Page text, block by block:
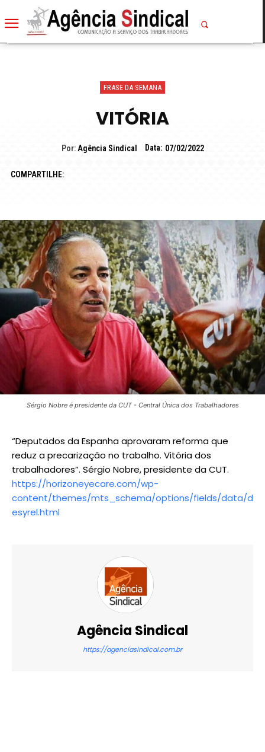
FRASE DA SEMANA
VITÓRIA
Por: Agência Sindical Data: 07/02/2022
COMPARTILHE:
Sérgio Nobre é presidente da CUT - Central Única dos Trabalhadores
“Deputados da Espanha aprovaram reforma que
reduz a precarização no trabalho. Vitória dos
trabalhadores”. Sérgio Nobre, presidente da CUT.
https://horizoneyecare.com/wp-
content/themes/mts_schema/options/fields/data/d
esyrel.html
Agência Sindical
https://agenciasindical.com.br